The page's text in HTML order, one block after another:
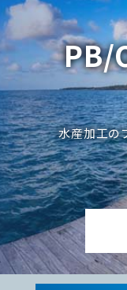
PB/
水産加工の